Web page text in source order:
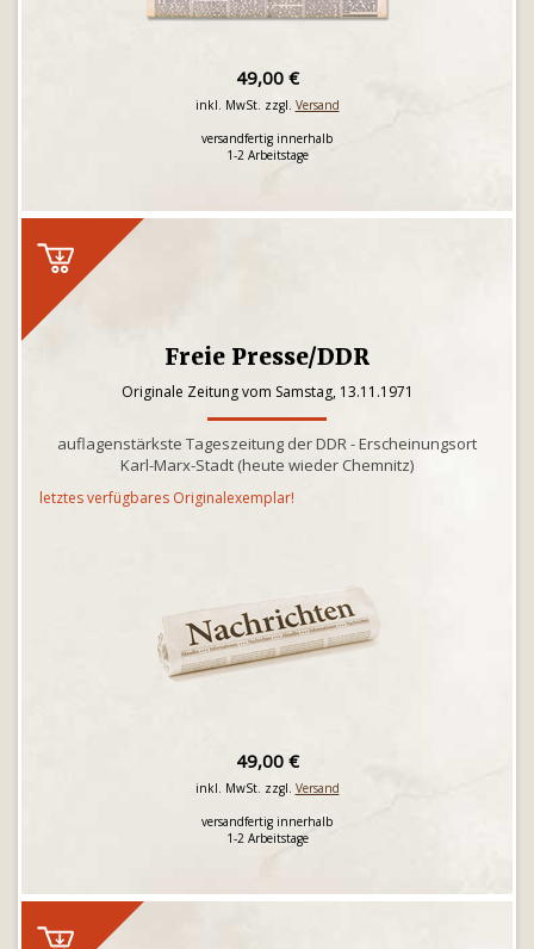
49,00 €
inkl. MwSt. zzgl. Versand
versandfertig innerhalb
1-2 Arbeitstage
Freie Presse/DDR
Originale Zeitung vom Samstag, 13.11.1971
auflagenstärkste Tageszeitung der DDR - Erscheinungsort
Karl-Marx-Stadt (heute wieder Chemnitz)
letztes verfügbares Originalexemplar!
49,00 €
inkl. MwSt. zzgl. Versand
versandfertig innerhalb
1-2 Arbeitstage